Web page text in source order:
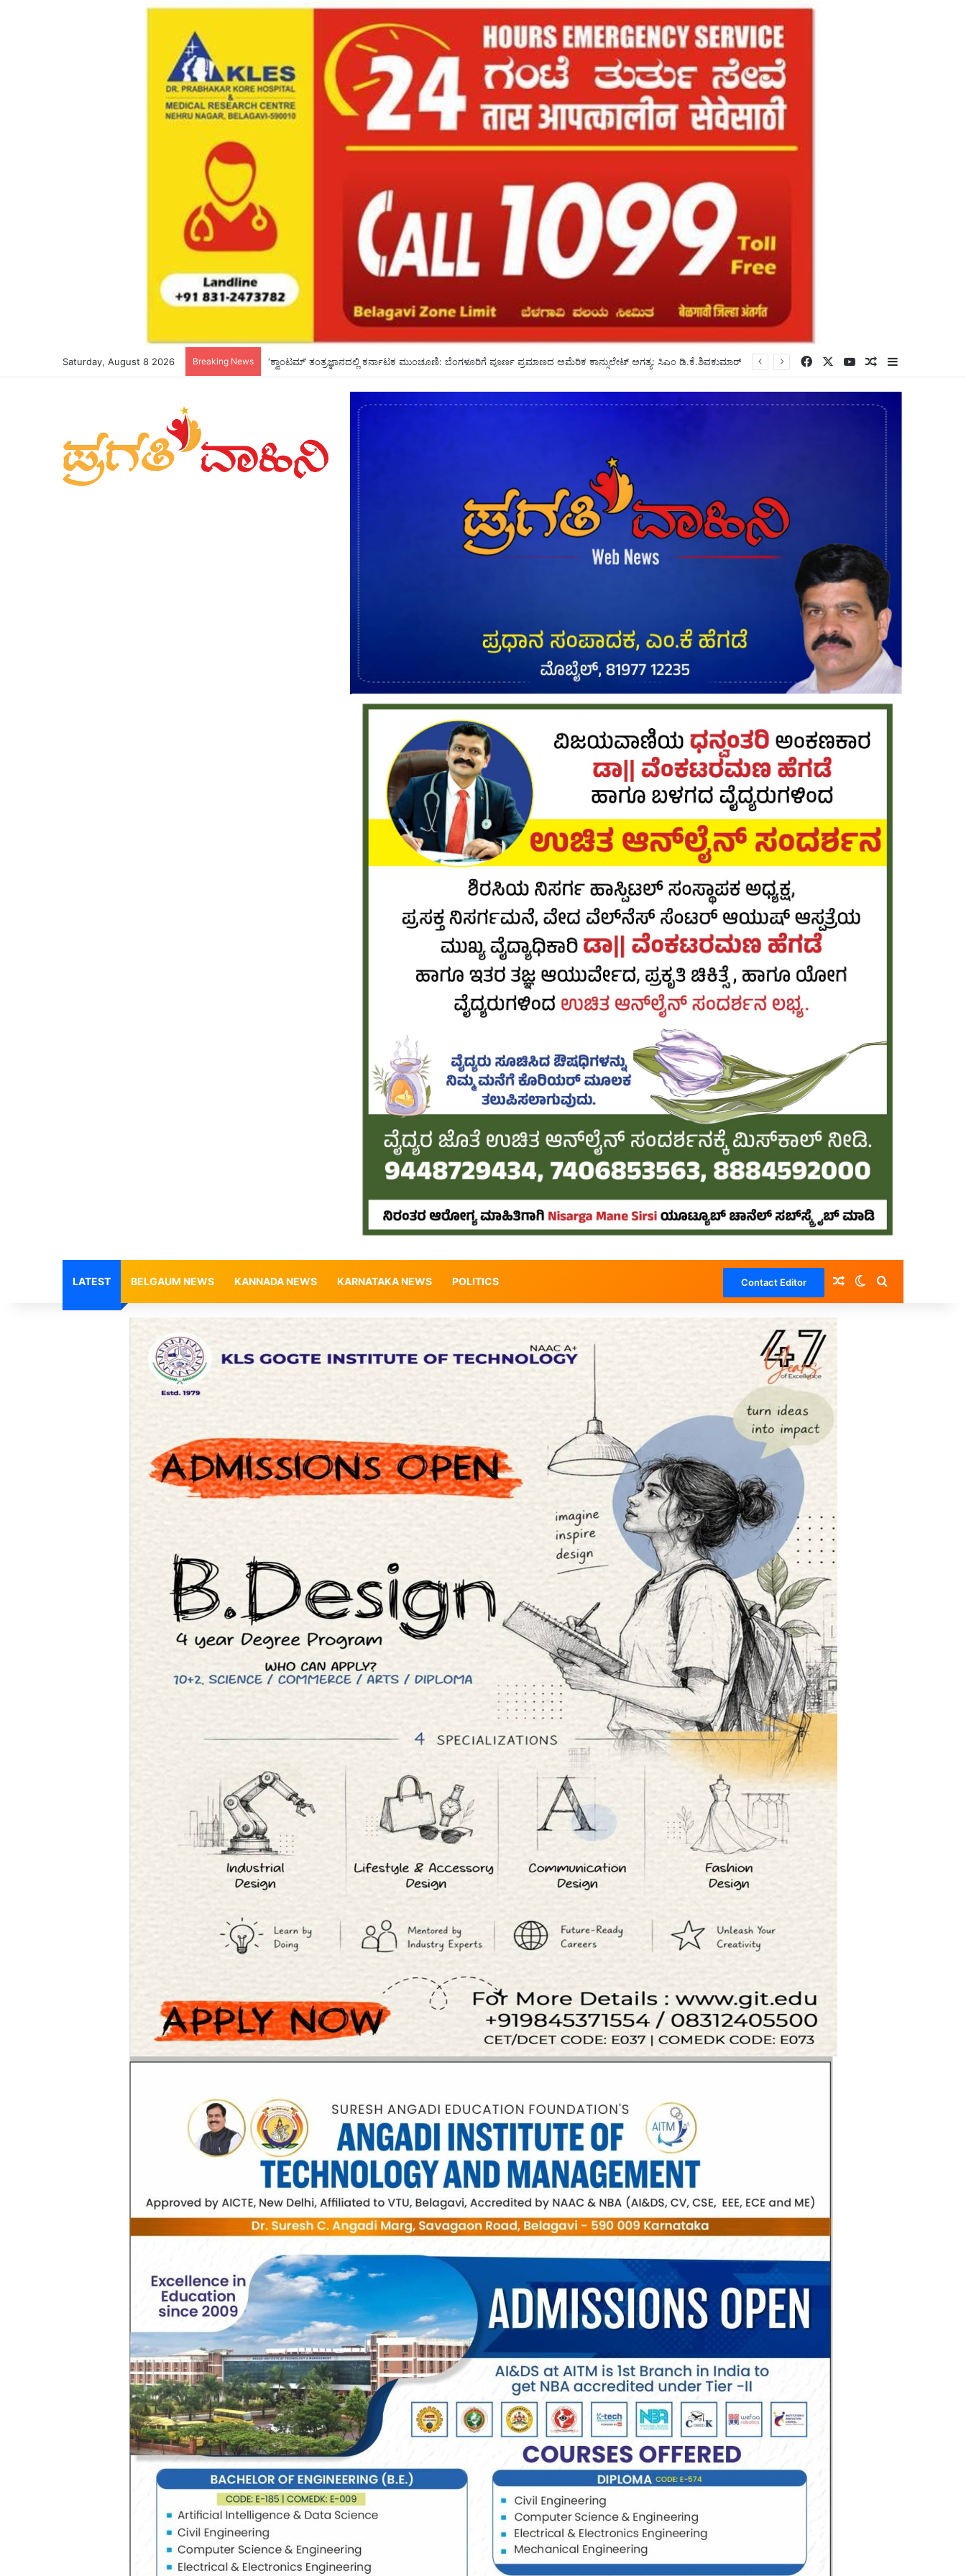
Saturday, August 8 2026 Breaking News *ಮುಖ್ಯಮಂತ್ರಿಗಳೇ ಸೀಟು ಕೊಡಲು ಸೂಚಿಸಿದರೂ ಒಪ್ಪದ ಪ್ರಾಂಶುಪಾಲರು!ಶಾಲಾದಿನಗಳನ್ನು ಸ್ಮರಿಸಿದ ಸಿಎಂ* FacebookYouTubeRandom Article
LATEST BELGAUM NEWS KANNADA NEWS KARNATAKA NEWS POLITICS Contact Editor Random Article
Switch skin
Search for